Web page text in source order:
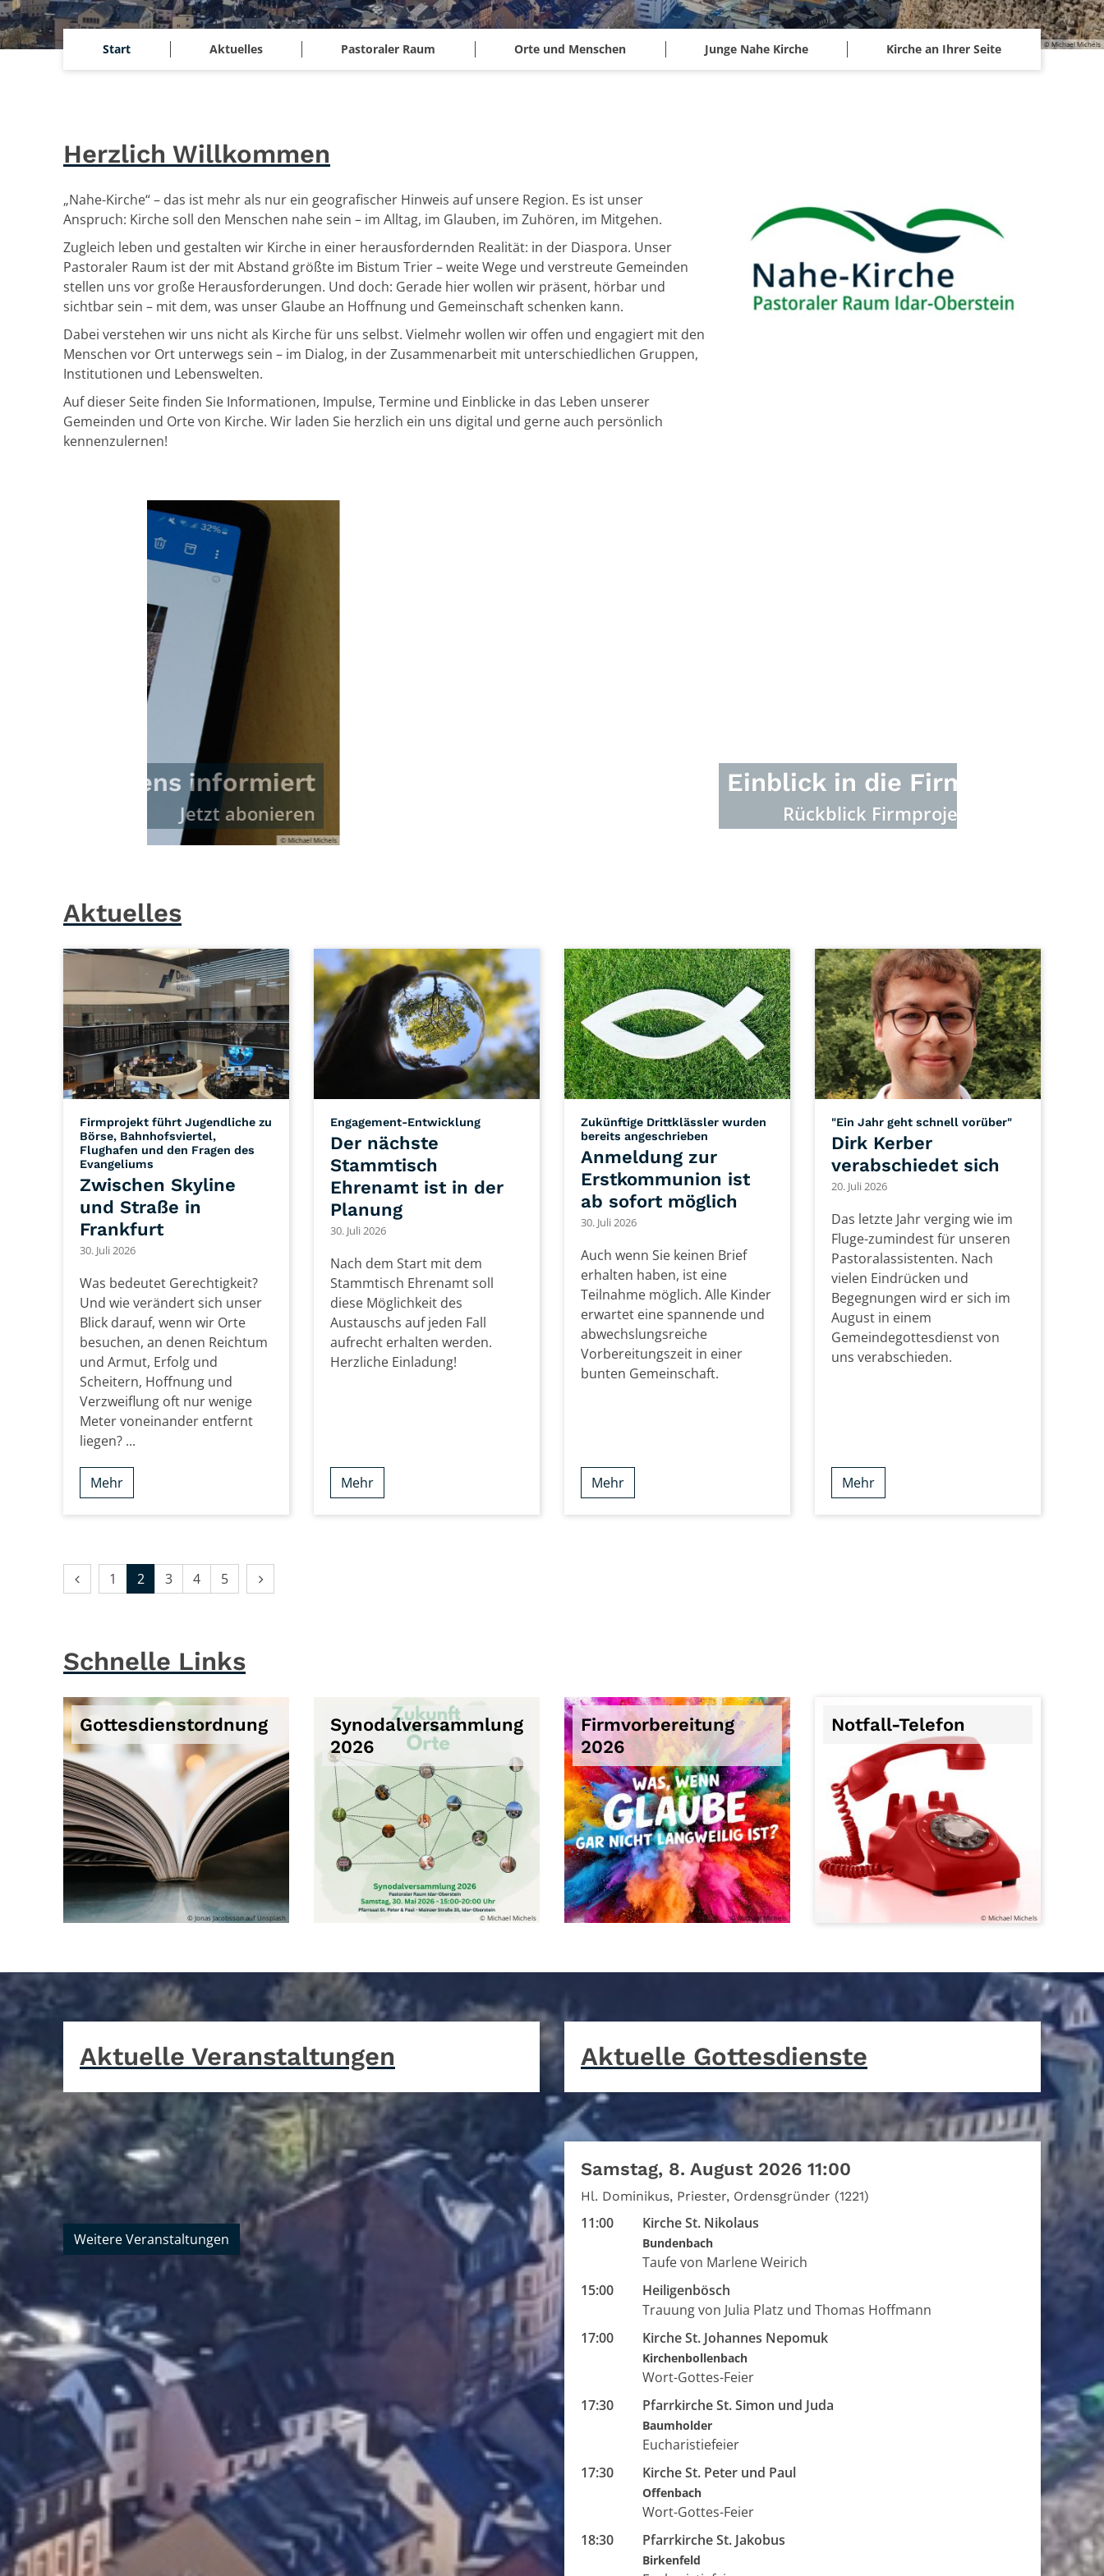
© Michael Michels
Start Aktuelles Pastoraler Raum Orte und Menschen Junge Nahe Kirche Kirche an Ihrer Seite
Herzlich Willkommen
„Nahe-Kirche“ – das ist mehr als nur ein geografischer Hinweis auf unsere Region. Es ist unser
Anspruch: Kirche soll den Menschen nahe sein – im Alltag, im Glauben, im Zuhören, im Mitgehen.
Zugleich leben und gestalten wir Kirche in einer herausfordernden Realität: in der Diaspora. Unser
Pastoraler Raum ist der mit Abstand größte im Bistum Trier – weite Wege und verstreute Gemeinden
stellen uns vor große Herausforderungen. Und doch: Gerade hier wollen wir präsent, hörbar und
sichtbar sein – mit dem, was unser Glaube an Hoffnung und Gemeinschaft schenken kann.
Dabei verstehen wir uns nicht als Kirche für uns selbst. Vielmehr wollen wir offen und engagiert mit den
Menschen vor Ort unterwegs sein – im Dialog, in der Zusammenarbeit mit unterschiedlichen Gruppen,
Institutionen und Lebenswelten.
Auf dieser Seite finden Sie Informationen, Impulse, Termine und Einblicke in das Leben unserer
Gemeinden und Orte von Kirche. Wir laden Sie herzlich ein uns digital und gerne auch persönlich
kennenzulernen!
Einblick in die Firmvorbereitung
Rückblick Firmprojekt in Verdun online
Aktuelles
Firmprojekt führt Jugendliche zu
Börse, Bahnhofsviertel,
Flughafen und den Fragen des
Evangeliums
Zwischen Skyline
und Straße in
Frankfurt
30. Juli 2026
Was bedeutet Gerechtigkeit?
Und wie verändert sich unser
Blick darauf, wenn wir Orte
besuchen, an denen Reichtum
und Armut, Erfolg und
Scheitern, Hoffnung und
Verzweiflung oft nur wenige
Meter voneinander entfernt
liegen? ...
Mehr
Engagement-Entwicklung:
Der nächste
Stammtisch
Ehrenamt ist in der
Planung
30. Juli 2026
Nach dem Start mit dem
Stammtisch Ehrenamt soll
diese Möglichkeit des
Austauschs auf jeden Fall
aufrecht erhalten werden.
Herzliche Einladung!
Mehr
Zukünftige Drittklässler wurden
bereits angeschrieben
Anmeldung zur
Erstkommunion ist
ab sofort möglich
30. Juli 2026
Auch wenn Sie keinen Brief
erhalten haben, ist eine
Teilnahme möglich. Alle Kinder
erwartet eine spannende und
abwechslungsreiche
Vorbereitungszeit in einer
bunten Gemeinschaft.
Mehr
"Ein Jahr geht schnell vorüber":
Dirk Kerber
verabschiedet sich
20. Juli 2026
Das letzte Jahr verging wie im
Fluge-zumindest für unseren
Pastoralassistenten. Nach
vielen Eindrücken und
Begegnungen wird er sich im
August in einem
Gemeindegottesdienst von
uns verabschieden.
Mehr
Vorherige Seite
1 2 3 4 5 Nächste Seite
Schnelle Links
Gottesdienstordnung
© Jonas Jacobsson auf Unsplash
Synodalversammlung
2026
© Michael Michels
Firmvorbereitung
2026
© Michael Michels
Notfall-Telefon
© Michael Michels
Aktuelle Veranstaltungen
Weitere Veranstaltungen
Aktuelle Gottesdienste
Samstag, 8. August 2026 11:00
Hl. Dominikus, Priester, Ordensgründer (1221)
11:00 Kirche St. Nikolaus
Bundenbach
Taufe von Marlene Weirich
15:00
Heiligenbösch
Trauung von Julia Platz und Thomas Hoffmann
17:00
Kirche St. Johannes Nepomuk
Kirchenbollenbach
Wort-Gottes-Feier
17:30
Pfarrkirche St. Simon und Juda
Baumholder
Eucharistiefeier
17:30
Kirche St. Peter und Paul
Offenbach
Wort-Gottes-Feier
18:30
Pfarrkirche St. Jakobus
Birkenfeld